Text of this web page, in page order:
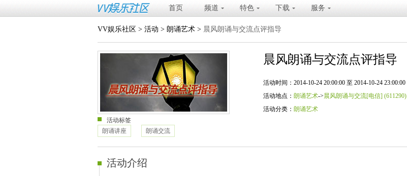
首页 频道 特色 下载 服务
VV娱乐社区 > 活动 > 朗诵艺术 > 晨风朗诵与交流点评指导
晨风朗诵与交流点评指导
活动时间：2014-10-24 20:00:00 至 2014-10-24 23:00:00
活动地点： 朗诵艺术->晨风朗诵与交流[电信] (611290)
活动分类： 朗诵艺术
活动标签
朗诵讲座
朗诵交流
活动介绍